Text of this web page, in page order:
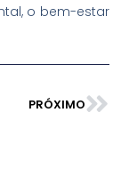
o bem-estar
PRÓXIMO